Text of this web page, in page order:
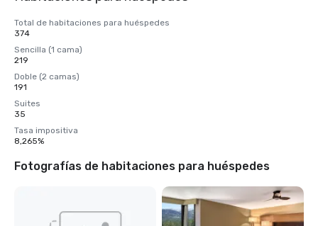
Total de habitaciones para huéspedes
374
Sencilla (1 cama)
219
Doble (2 camas)
191
Suites
35
Tasa impositiva
8,265%
Fotografías de habitaciones para huéspedes